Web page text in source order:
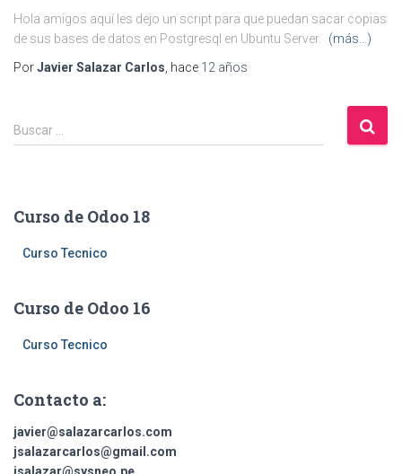
Hola amigos aquí les dejo un script para que puedan sacar copias
de sus bases de datos en Postgresql en Ubuntu Server.
(más…)
PorJavier Salazar Carlos , hace 12 años
B
u
r
Buscar …
Curso de Odoo 18
Curso Tecnico
Curso de Odoo 16
Curso Tecnico
Contacto a:
javier@salazarcarlos.com
jsalazarcarlos@gmail.com
jsalazar@sysneo.pe